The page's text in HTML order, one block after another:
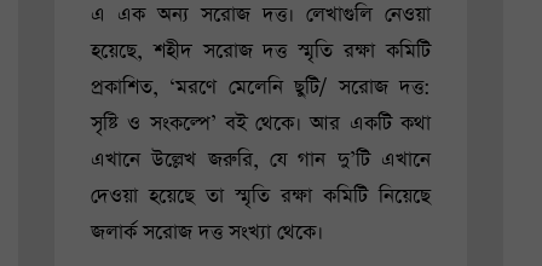
এ এক অন্য সরোজ দত্ত। লেখাগুলি নেওয়া
হয়েছে, শহীদ সরোজ দত্ত স্মৃতি রক্ষা কমিটি
প্রকাশিত, ‘মরণে মেলেনি ছুটি/ সরোজ দত্ত:
সৃষ্টি ও সংকল্পে’ বই থেকে। আর একটি কথা
এখানে উল্লেখ জরুরি, যে গান দু’টি এখানে
দেওয়া হয়েছে তা স্মৃতি রক্ষা কমিটি নিয়েছে
জলার্ক সরোজ দত্ত সংখ্যা থেকে।